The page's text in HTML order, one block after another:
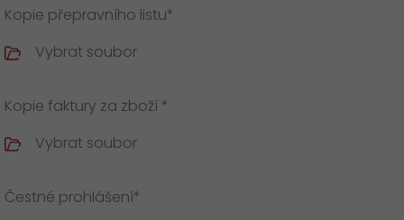
Kopie přepravního listu*
Vybrat soubor
Kopie faktury za zboží *
Vybrat soubor
Čestné prohlášení*